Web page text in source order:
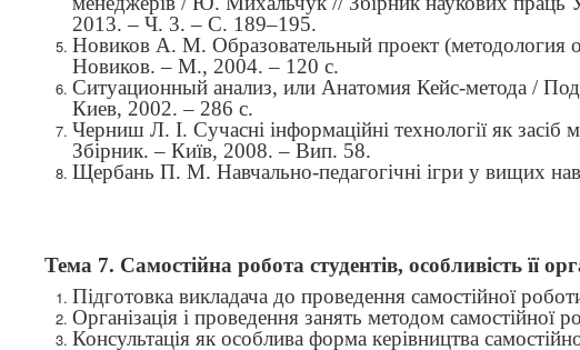
2013. – Ч. 3. – С. 189–195.
Новиков А. М. Образовательный проект
Новиков. – М., 2004. – 120 с.
Ситуационный анализ, или Анатомия Кейс-метода /
Киев, 2002. – 286 с.
Черниш Л. І. Сучасні інформаційні технології як
Збірник. – Київ, 2008. – Вип. 58.
Щербань П. М. Навчально-педагогічні ігри у вищих
Тема 7. Самостійна робота студентів, особливість її
Підготовка викладача до проведення самостійної
Організація і проведення занять методом самостійної
Консультація як особлива форма керівництва